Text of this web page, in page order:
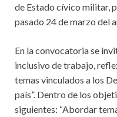
de Estado cívico militar,
pasado 24 de marzo del
En la convocatoria se
inclusivo de trabajo,
temas vinculados a los
país”. Dentro de los
siguientes: “Abordar